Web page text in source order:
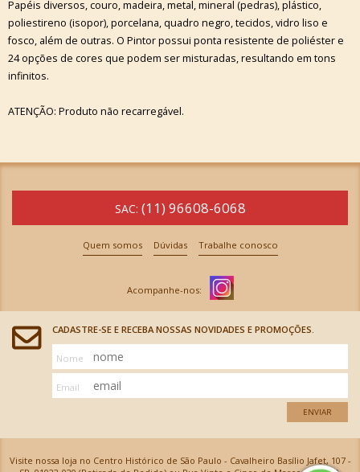
Papéis diversos, couro, madeira, metal, mineral (pedras), plástico,
poliestireno (isopor), porcelana, quadro negro, tecidos, vidro liso e
fosco, além de outras. O Pintor possui ponta resistente de poliéster e
24 opções de cores que podem ser misturadas, resultando em tons
infinitos.
ATENÇÃO: Produto não recarregável.
SAC: (11) 96608-6068
Quem somos Dúvidas Trabalhe conosco
CADASTRE-SE E RECEBA NOSSAS NOVIDADES E PROMOÇÕES.
Nome
Email
ENVIAR
Visite nossa loja no Centro Histórico de São Paulo - Cavalheiro Basílio Jafet, 107 -